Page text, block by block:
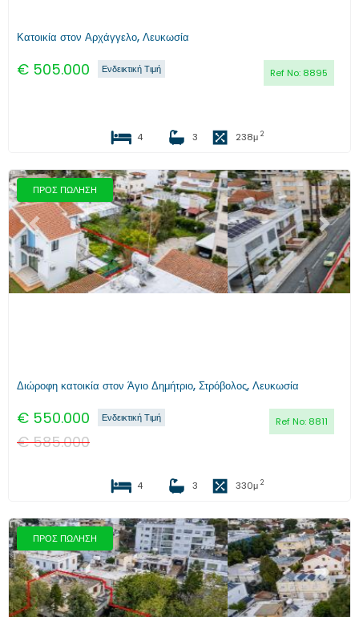
Κατοικία στον Αρχάγγελο, Λευκωσία
€ 505.000 Ref No: 8895
Ενδεικτική Τιμή
4 3 238μ 2
ΠΡΟΣ ΠΩΛΗΣΗ
Προηγούμενο Επόμενο
Διώροφη κατοικία στον Άγιο Δημήτριο, Στρόβολος, Λευκωσία
€ 550.000 Ref No: 8811
Ενδεικτική Τιμή
€585.000
4 3 330μ 2
ΠΡΟΣ ΠΩΛΗΣΗ
Προηγούμενο Επόμενο